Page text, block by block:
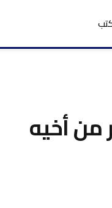
من أخيه